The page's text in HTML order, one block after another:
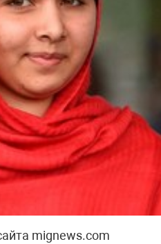
mignews.com